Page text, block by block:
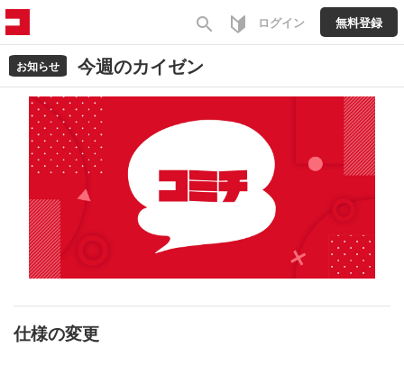
search ログイン 無料登録
お知らせ 今週のカイゼン
仕様の変更